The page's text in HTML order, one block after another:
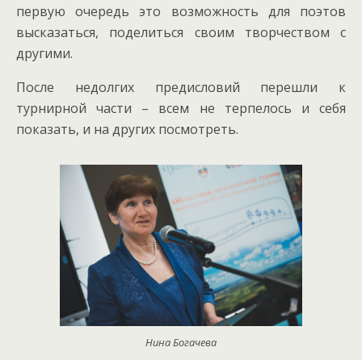
первую очередь это возможность для поэтов
высказаться, поделиться своим творчеством с
другими.
После недолгих предисловий перешли к
турнирной части – всем не терпелось и себя
показать, и на других посмотреть.
Нина Богачева